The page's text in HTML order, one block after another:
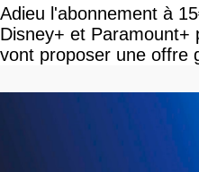
Adieu l'abonnement à
Disney+ et Paramount+
vont proposer une offre